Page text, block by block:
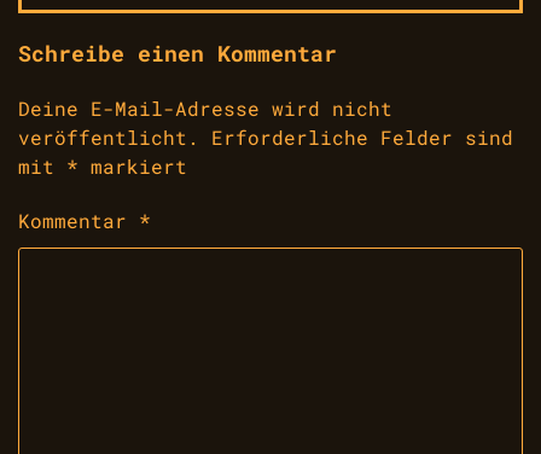
Schreibe einen Kommentar
Deine E-Mail-Adresse wird nicht
veröffentlicht.
Erforderliche Felder sind
mit * markiert
Kommentar *